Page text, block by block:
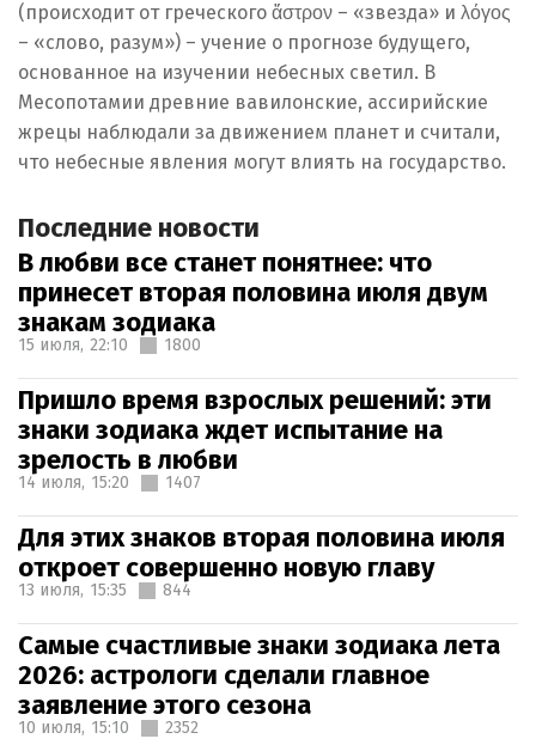
(происходит от греческого ἄστρον – «звезда» и λόγος
– «слово, разум») – учение о прогнозе будущего,
основанное на изучении небесных светил. В
Месопотамии древние вавилонские, ассирийские
жрецы наблюдали за движением планет и считали,
что небесные явления могут влиять на государство.
Последние новости
В любви все станет понятнее: что
принесет вторая половина июля двум
знакам зодиака
15 июля, 22:10 1800
Пришло время взрослых решений: эти
знаки зодиака ждет испытание на
зрелость в любви
14 июля, 15:20 1407
Для этих знаков вторая половина июля
откроет совершенно новую главу
13 июля, 15:35 844
Самые счастливые знаки зодиака лета
2026: астрологи сделали главное
заявление этого сезона
10 июля, 15:10 2352